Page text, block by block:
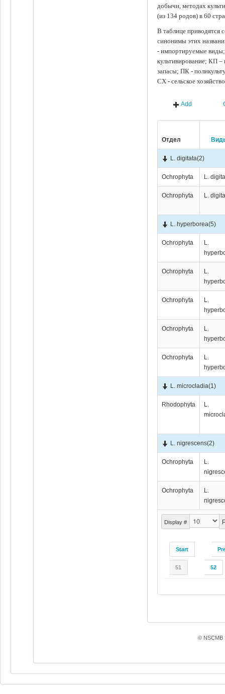
добычи, методах
(из 134 родов) в 60
В таблице приводятся
синонимы этих
- импортируемые
культивирование; КП
запасы; ПК -
СХ - сельское
Add
Отдел
Display #
Start
51 52
L. digitata(2)
Ochrophyta L.
Ochrophyta L.
L. hyperborea(5)
Ochrophyta
L.
Ochrophyta
L.
Ochrophyta
L.
Ochrophyta
L.
Ochrophyta
L.
L. microcladia(1)
Rhodophyta
L.
L. nigrescens(2)
Ochrophyta
L.
Ochrophyta
L.
© NSCMB